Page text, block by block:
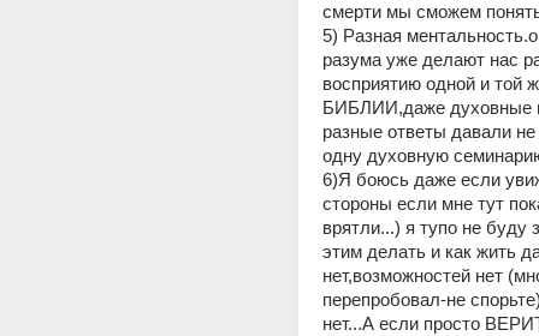
смерти мы сможем
5) Разная
разума уже делают нас
восприятию одной и той
БИБЛИИ,даже духовные
разные ответы давали
одну духовную
6)Я боюсь даже если
стороны если мне тут
врятли...) я тупо не буду
этим делать и как жить
нет,возможностей нет
перепробовал-не
нет...А если просто